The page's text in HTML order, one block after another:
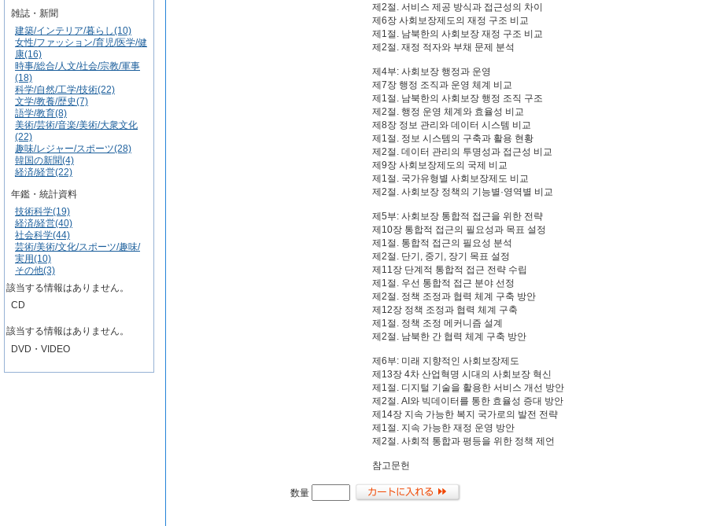
雑誌・新聞
建築/インテリア/暮らし(10)
女性/ファッション/育児/医学/健
康(16)
時事/総合/人文/社会/宗教/軍事
(18)
科学/自然/工学/技術(22)
文学/教養/歴史(7)
語学/教育(8)
美術/芸術/音楽/美術/大衆文化
(22)
趣味/レジャー/スポーツ(28)
韓国の新聞(4)
経済/経営(22)
年鑑・統計資料
技術科学(19)
経済/経営(40)
社会科学(44)
芸術/美術/文化/スポーツ/趣味/
実用(10)
その他(3)
該当する情報はありません。
CD
該当する情報はありません。
DVD・VIDEO
제2절. 서비스 제공 방식과 접근성의 차이
제6장 사회보장제도의 재정 구조 비교
제1절. 남북한의 사회보장 재정 구조 비교
제2절. 재정 적자와 부채 문제 분석
제4부: 사회보장 행정과 운영
제7장 행정 조직과 운영 체계 비교
제1절. 남북한의 사회보장 행정 조직 구조
제2절. 행정 운영 체계와 효율성 비교
제8장 정보 관리와 데이터 시스템 비교
제1절. 정보 시스템의 구축과 활용 현황
제2절. 데이터 관리의 투명성과 접근성 비교
제9장 사회보장제도의 국제 비교
제1절. 국가유형별 사회보장제도 비교
제2절. 사회보장 정책의 기능별·영역별 비교
제5부: 사회보장 통합적 접근을 위한 전략
제10장 통합적 접근의 필요성과 목표 설정
제1절. 통합적 접근의 필요성 분석
제2절. 단기, 중기, 장기 목표 설정
제11장 단계적 통합적 접근 전략 수립
제1절. 우선 통합적 접근 분야 선정
제2절. 정책 조정과 협력 체계 구축 방안
제12장 정책 조정과 협력 체계 구축
제1절. 정책 조정 메커니즘 설계
제2절. 남북한 간 협력 체계 구축 방안
제6부: 미래 지향적인 사회보장제도
제13장 4차 산업혁명 시대의 사회보장 혁신
제1절. 디지털 기술을 활용한 서비스 개선 방안
제2절. AI와 빅데이터를 통한 효율성 증대 방안
제14장 지속 가능한 복지 국가로의 발전 전략
제1절. 지속 가능한 재정 운영 방안
제2절. 사회적 통합과 평등을 위한 정책 제언
참고문헌
数量